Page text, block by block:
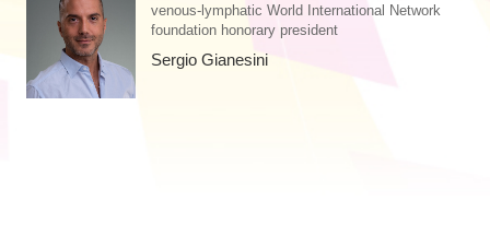
venous-lymphatic World International Network
foundation honorary president
Sergio Gianesini